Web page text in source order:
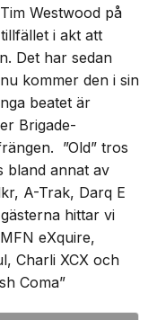
Westwood på
i akt att
Det har sedan
kommer den i sin
beatet är
Brigade-
”Old” tros
bland annat av
A-Trak, Darq E
hittar vi
eXquire,
Charli XCX och
Coma”